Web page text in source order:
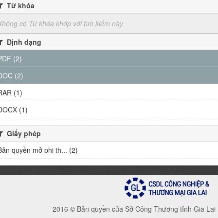
Từ khóa
có Từ khóa khớp với tìm kiếm này
Định dạng
(2)
(2)
(1)
(1)
Giấy phép
quyền mở phi th... (2)
2016 © Bản quyền của Sở Công Thương tỉnh Gia Lai